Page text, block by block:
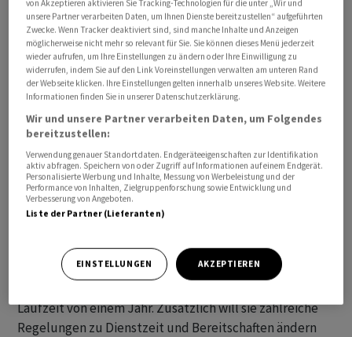
Urabstimmung über unbefristete Streiks. Zuletzt
hatten die Lufthansa-Piloten am 2. September 2022 mit
einem Warnstreik den Flugbetrieb lahmgelegt. Es fielen
mehr als 800 Flüge mit rund 130 000 betroffenen
Passagieren aus.
Verhandelt wird über Gehälter und Arbeitsbedingungen
von rund 5200 Piloten der Kerngesellschaft Lufthansa
sowie der Frachttochter Lufthansa Cargo. Im September
hatten beide Seiten eine Zwischenlösung mit
pauschalen Gehaltserhöhungen vereinbart, um mehr
offen geblieben sind.
Laufzeit von einem Jahr. Zusätzlich will sie zahlreiche
Regelungen zu Dienstzeit und Bereitschaften ändern
von Akzeptieren aktivieren Sie Tracking-Technologien für die unter „Wir und
unsere Partner verarbeiten Daten, um Ihnen Dienste bereitzustellen“ aufgeführten
Zwecke. Wenn Tracker deaktiviert sind, sind manche Inhalte und Anzeigen
möglicherweise nicht mehr so relevant für Sie. Sie können dieses Menü jederzeit
wieder aufrufen, um Ihre Einstellungen zu ändern oder Ihre Einwilligung zu
widerrufen, indem Sie auf den Link Voreinstellungen verwalten am unteren Rand
der Webseite klicken. Ihre Einstellungen gelten innerhalb unseres Website. Weitere
Informationen finden Sie in unserer Datenschutzerklärung.
Wir und unsere Partner verarbeiten Daten, um Folgendes
bereitzustellen:
Verwendung genauer Standortdaten. Endgeräteeigenschaften zur Identifikation
aktiv abfragen. Speichern von oder Zugriff auf Informationen auf einem Endgerät.
Personalisierte Werbung und Inhalte, Messung von Werbeleistung und der
Performance von Inhalten, Zielgruppenforschung sowie Entwicklung und
Verbesserung von Angeboten.
Liste der Partner (Lieferanten)
EINSTELLUNGEN AKZEPTIEREN